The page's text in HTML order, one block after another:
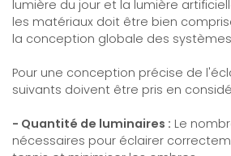
lumière du jour et la lumière
les matériaux doit être bien
la conception globale des
Pour une conception précise de
suivants doivent être pris en
- Quantité de luminaires : Le
nécessaires pour éclairer